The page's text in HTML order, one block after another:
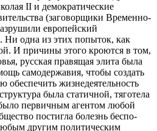
II и де­мократические
(заговорщики Временно­
европейский
Ни одна из этих попыток, как
И причины этого кроются в том,
русская правящая элита была
са­модержавия, чтобы создать
обеспечить жизнедеятельность
была статич­ной, тяготела
первичным агентом лю­бой
постигла болезнь беспо­
другим политическим